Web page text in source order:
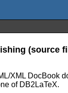
(source
XML DocBook
of DB2LaTeX.